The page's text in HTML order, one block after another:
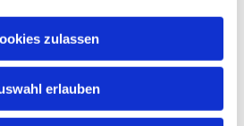
zulassen
erlauben